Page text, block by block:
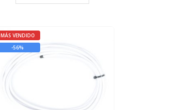
MÁS VENDIDO
-56%